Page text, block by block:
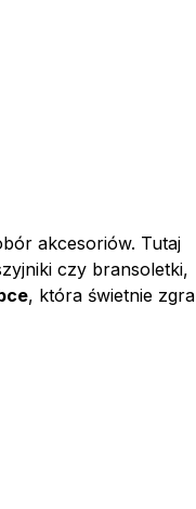
akcesoriów. Tutaj
czy bransoletki,
, która świetnie zgra